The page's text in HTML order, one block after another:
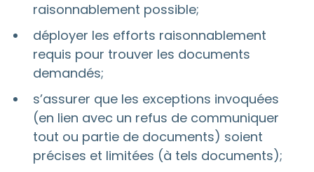
raisonnablement possible;
déployer les efforts raisonnablement
requis pour trouver les documents
demandés;
s’assurer que les exceptions invoquées
(en lien avec un refus de communiquer
tout ou partie de documents) soient
précises et limitées (à tels documents);